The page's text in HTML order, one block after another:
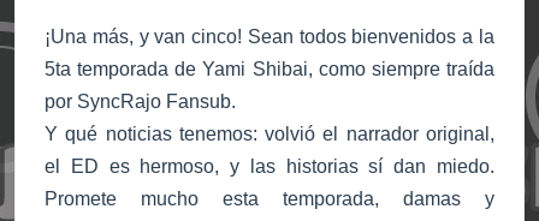
¡Una más, y van cinco! Sean todos bienvenidos a la
5ta temporada de Yami Shibai, como siempre traída
por SyncRajo Fansub.
Y qué noticias tenemos: volvió el narrador original,
el ED es hermoso, y las historias sí dan miedo.
Promete mucho esta temporada, damas y